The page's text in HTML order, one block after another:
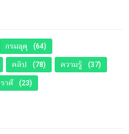
กรมอุตุ (64)
คลิป (78) ความรู้ (37)
ราศี (23)